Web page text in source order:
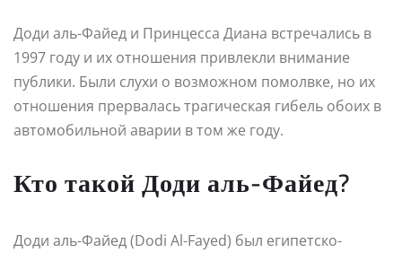
Доди аль-Файед и Принцесса Диана встречались в
1997 году и их отношения привлекли внимание
публики. Были слухи о возможном помолвке, но их
отношения прервалась трагическая гибель обоих в
автомобильной аварии в том же году.
Кто такой Доди аль-Файед?
Доди аль-Файед (Dodi Al-Fayed) был египетско-